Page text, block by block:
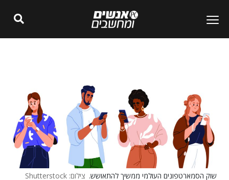
שוק הסמארטפונים העולמי ממשיך להתאושש. צילום: Shutterstock